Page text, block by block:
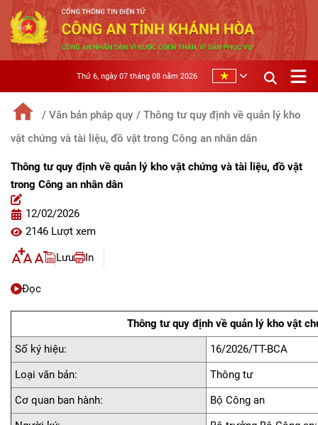
Thứ 6, ngày 07 tháng 08 năm 2026
/ Văn bản pháp quy / Thông tư quy định về quản lý kho
vật chứng và tài liệu, đồ vật trong Công an nhân dân
Thông tư quy định về quản lý kho vật chứng và tài liệu, đồ vật
trong Công an nhân dân
12/02/2026
2146 Lượt xem
Lưu In
Đọc
Thông tư quy định về quản lý kho vật
Số ký hiệu:
16/2026/TT-BCA
Loại văn bản:
Thông tư
Cơ quan ban hành:
Bộ